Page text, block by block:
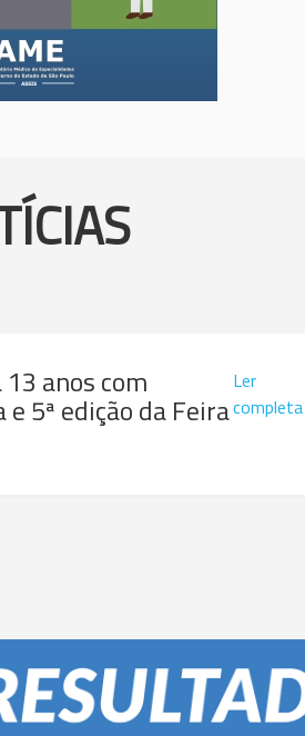
anos com
e 5ª edição da Feira
Ler
completa